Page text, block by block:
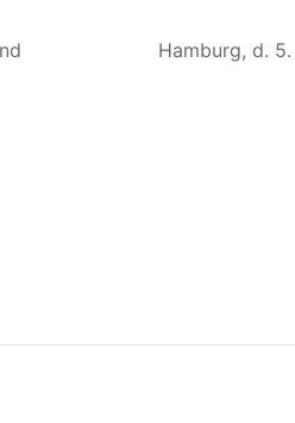
Hamburg, d. 5.